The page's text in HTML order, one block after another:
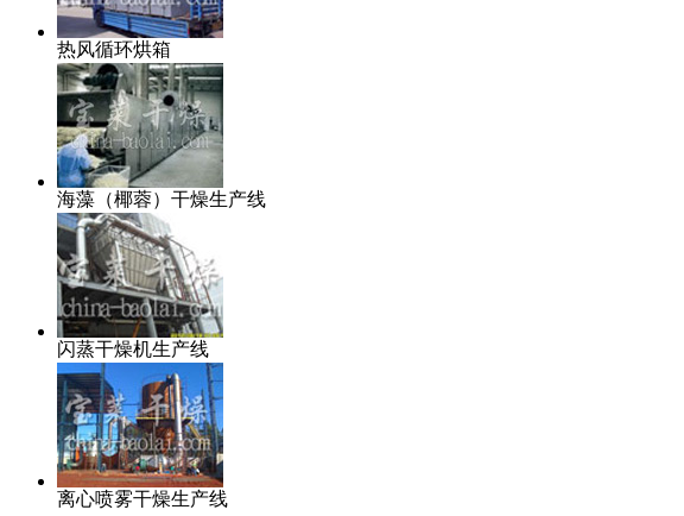
热风循环烘箱
海藻（椰蓉）干燥生产线
闪蒸干燥机生产线
离心喷雾干燥生产线